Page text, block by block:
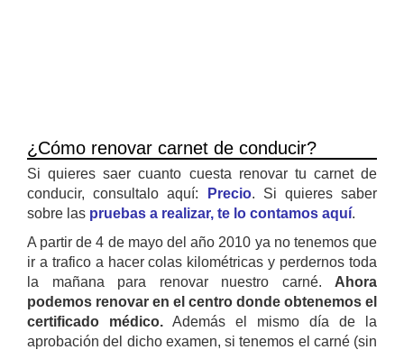
¿Cómo renovar carnet de conducir?
Si quieres saer cuanto cuesta renovar tu carnet de
conducir, consultalo aquí:
Precio. Si quieres saber
sobre las pruebas a realizar, te lo contamos aquí.
A partir de 4 de mayo del año 2010 ya no tenemos que
ir a trafico a hacer colas kilométricas y perdernos toda
la mañana para renovar nuestro carné. Ahora
podemos renovar en el centro donde obtenemos el
certificado médico. Además el mismo día de la
aprobación del dicho examen, si tenemos el carné (sin